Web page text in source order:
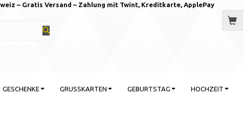
– Gratis Versand – Zahlung mit Twint, Kreditkarte, ApplePay
GESCHENKE GRUSSKARTEN GEBURTSTAG HOCHZEIT